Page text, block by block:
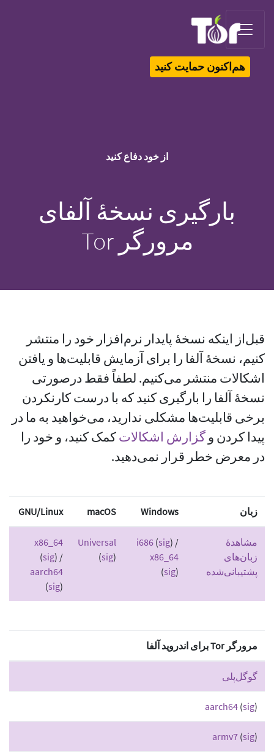
هم‌اکنون حمایت کنید
از خود دفاع کنید
بارگیری نسخهٔ آلفای
مرورگر Tor
قبل‌از اینکه نسخهٔ پایدار نرم‌افزار خود را منتشر
کنیم، نسخهٔ آلفا را برای آزمایش قابلیت‌ها و یافتن
اشکالات منتشر می‌کنیم. لطفاً فقط درصورتی
نسخهٔ آلفا را بارگیری کنید که با درست کارنکردن
برخی قابلیت‌ها مشکلی ندارید، می‌خواهید به ما در
پیدا کردن وگزارش اشکالاتکمک کنید، و خود را
در معرض خطر قرار نمی‌دهید.
زبان Windows
macOS
GNU/Linux
مشاهدهٔ
زبان‌های
پشتیبانی‌شده
i686 (sig) /
x86_64
(sig)
Universal
(sig)
x86_64
(sig) /
aarch64
(sig)
مرورگر Tor برای اندروید آلفا
گوگل‌پلی
aarch64 (sig)
armv7 (sig)